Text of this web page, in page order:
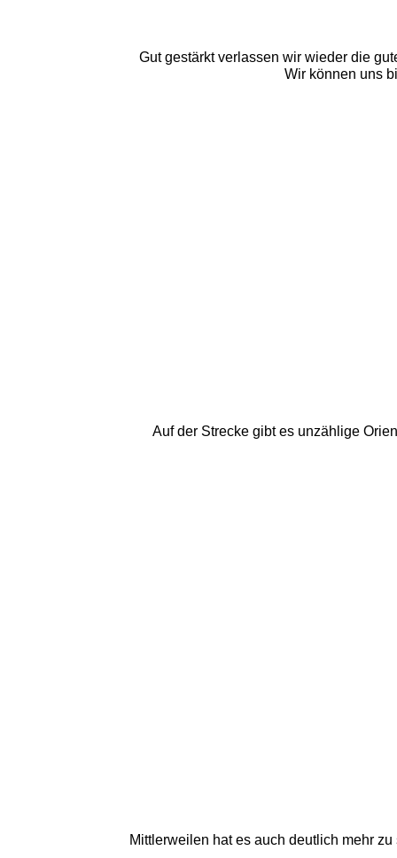
Gut gestärkt verlassen wir wieder die
Wir können uns
Auf der Strecke gibt es unzählige
Mittlerweilen hat es auch deutlich mehr